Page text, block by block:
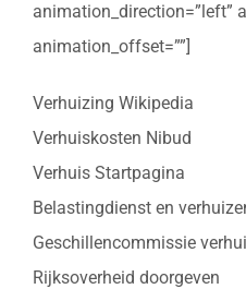
animation_direction=”left”
animation_offset=””]
Verhuizing Wikipedia
Verhuiskosten Nibud
Verhuis Startpagina
Belastingdienst en
Geschillencommissie
Rijksoverheid doorgeven